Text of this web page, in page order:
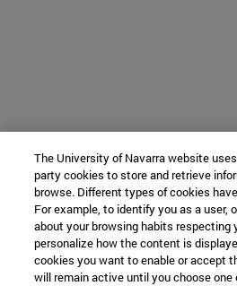
The University of Navarra website
party cookies to store and retrieve
browse. Different types of cookies
For example, to identify you as a user,
about your browsing habits respecting
personalize how the content is
cookies you want to enable or accept
will remain active until you choose